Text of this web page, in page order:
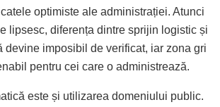
optimiste ale administrației. Atunci
lipsesc, diferența dintre sprijin logistic și
devine imposibil de verificat, iar zona gri
pentru cei care o administrează.
este și utilizarea domeniului public.